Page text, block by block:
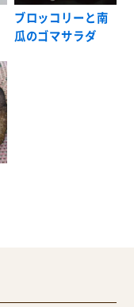
ブロッコリーと南
瓜のゴマサラダ